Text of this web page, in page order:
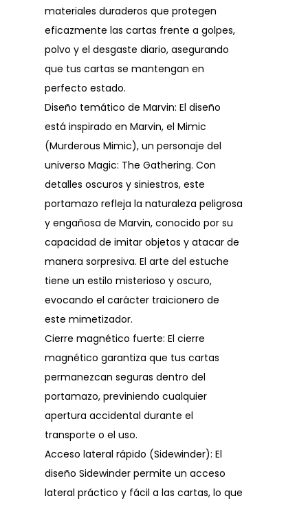
materiales duraderos que protegen
eficazmente las cartas frente a golpes,
polvo y el desgaste diario, asegurando
que tus cartas se mantengan en
perfecto estado.
Diseño temático de Marvin: El diseño
está inspirado en Marvin, el Mimic
(Murderous Mimic), un personaje del
universo Magic: The Gathering. Con
detalles oscuros y siniestros, este
portamazo refleja la naturaleza peligrosa
y engañosa de Marvin, conocido por su
capacidad de imitar objetos y atacar de
manera sorpresiva. El arte del estuche
tiene un estilo misterioso y oscuro,
evocando el carácter traicionero de
este mimetizador.
Cierre magnético fuerte: El cierre
magnético garantiza que tus cartas
permanezcan seguras dentro del
portamazo, previniendo cualquier
apertura accidental durante el
transporte o el uso.
Acceso lateral rápido (Sidewinder): El
diseño Sidewinder permite un acceso
lateral práctico y fácil a las cartas, lo que